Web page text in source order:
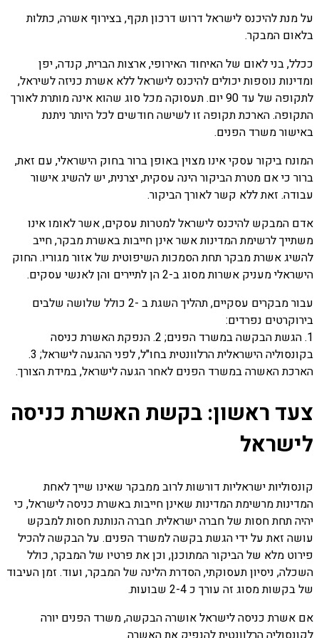
על מנת להיכנס לישראל דרוש דרכון תקף, בצירוף אשרה, כתלות
בלאום המבקר.
ככלל, בני לאום של האיחוד האירופי, ארצות הברית, קנדה, יפן
ומדינות נוספות יכולים להיכנס לישראל ללא אשרת כניזה לשיראל,
לתקופה של עד 90 יום. תעסוקה מכל סוג שהוא אינה מותרת לאורך
התקופה. הארכת תקופה זו לשישה חודשים לכל היותר ניתנת
באישור משרד הפנים.
המונח ביקור עסקי אינו מצוין באופן ברור בחוק הישראלי, עם זאת,
ברור כי אם מטרת הביקור הינה עסקית, יצרנית, יש להשיג אישור
עבודה. זאת ללא קשר לאורך הביקור.
אדם המבקש להיכנס לישראל למטרות עסקים, אשר לאומו אינו
משתייך לרשימת המדינות אשר אינן חייבות באשרת מבקר, חייב
להשיג אשרת מבקר תחת הסמכות השיפוטית של אזור מגוריו. החוק
הישראלי מעניק אשרות מסוג ב-2 הן לתיירים והן לאנשי עסקים.
עבור מבקרים עסקיים, תהליך השגת ב -2 כולל שלושה שלבים
בירוקרטים נפרדים:
1. הגשת הבקשה במשרד הפנים; 2. הנפקת האשרת כניסה
בקונסוליה הישראלית הרלוונטית בחו"ל, לפני ההגעה לישראל; 3.
הארכת האשרה במשרד הפנים לאחר הגעה לישראל, במידת הצורך.
צעד ראשון: בקשת האשרת כניסה
לישראל
קונסוליות ישראליות דורשות לרוב ממבקר שאינו שייך לאחת
המדינות מרשימת המדינות שאינן חייבות באשרת כניסה לישראל, כי
יהיה תחת חסות של חברה ישראלית. חברה הנותנת חסות למבקש
עושה זאת על ידי הגשת בקשה למשרד הפנים. על הבקשה להכיל
פירוט מלא של הביקור המתוכנן, וכן את פרטיו של המבקר, כולל
השכלה, ניסיון תעסוקתי, הסדרת הלינה של המבקר, ועוד. זמן העיבוד
של בקשות מסוג זה עורך כ 2-4 שבועות.
אם אשרת כניסה לישראל אושרה הבקשה, משרד הפנים יורה